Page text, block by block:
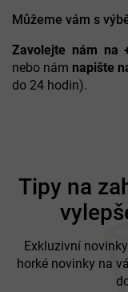
Můžeme vám s
Zavolejte nám na
nebo nám napište
do 24 hodin).
Tipy na
Exkluzivní
horké novinky na